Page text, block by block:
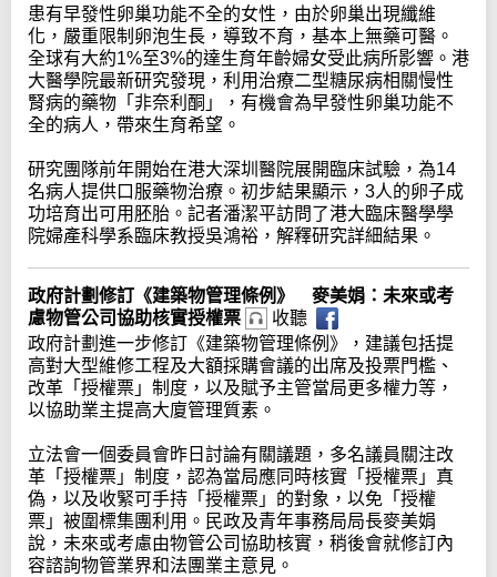
患有早發性卵巢功能不全的女性，由於卵巢出現纖維
化，嚴重限制卵泡生長，導致不育，基本上無藥可醫。
全球有大約1%至3%的達生育年齡婦女受此病所影響。港
大醫學院最新研究發現，利用治療二型糖尿病相關慢性
腎病的藥物「非奈利酮」，有機會為早發性卵巢功能不
全的病人，帶來生育希望。
研究團隊前年開始在港大深圳醫院展開臨床試驗，為14
名病人提供口服藥物治療。初步結果顯示，3人的卵子成
功培育出可用胚胎。記者潘潔平訪問了港大臨床醫學學
院婦產科學系臨床教授吳鴻裕，解釋研究詳細結果。
政府計劃修訂《建築物管理條例》 麥美娟：未來或考
慮物管公司協助核實授權票
收聽
政府計劃進一步修訂《建築物管理條例》，建議包括提
高對大型維修工程及大額採購會議的出席及投票門檻、
改革「授權票」制度，以及賦予主管當局更多權力等，
以協助業主提高大廈管理質素。
立法會一個委員會昨日討論有關議題，多名議員關注改
革「授權票」制度，認為當局應同時核實「授權票」真
偽，以及收緊可手持「授權票」的對象，以免「授權
票」被圍標集團利用。民政及青年事務局局長麥美娟
說，未來或考慮由物管公司協助核實，稍後會就修訂內
容諮詢物管業界和法團業主意見。